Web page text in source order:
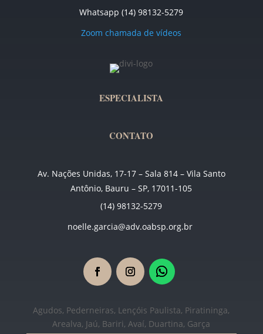
Whatsapp (14) 98132-5279
Zoom chamada de vídeos
ESPECIALISTA
CONTATO
Av. Nações Unidas, 17-17 – Sala 814 – Vila Santo
Antônio, Bauru – SP, 17011-105
(14) 98132-5279
noelle.garcia@adv.oabsp.org.br
Agudos, Pederneiras, Lençóis Paulista, Piratininga,
Arealva, Jaú, Bariri, Avaí, Duartina, Garça